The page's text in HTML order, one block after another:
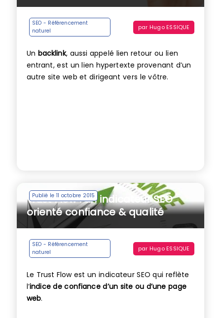
SEO - Référencement
naturel
par Hugo ESSIQUE
Un backlink, aussi appelé lien retour ou lien
entrant, est un lien hypertexte provenant d’un
autre site web et dirigeant vers le vôtre.
Publié le 11 octobre 2015
Trust Flow : un indicateur SEO
orienté confiance & qualité
SEO - Référencement
naturel
par Hugo ESSIQUE
Le Trust Flow est un indicateur SEO qui reflète
l’indice de confiance d’un site ou d’une page
web.